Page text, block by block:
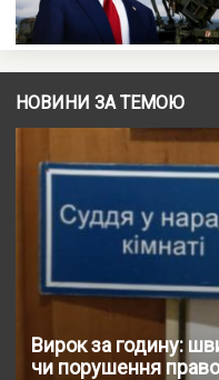
НОВИНИ ЗА ТЕМОЮ
Вирок за годину:
чи порушення